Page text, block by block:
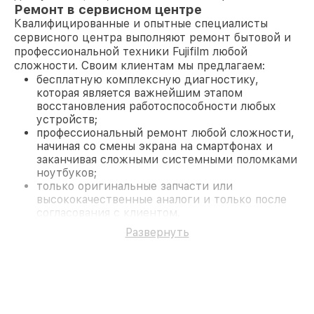
Ремонт в сервисном центре
Квалифицированные и опытные специалисты
сервисного центра выполняют ремонт бытовой и
профессиональной техники Fujifilm любой
сложности. Своим клиентам мы предлагаем:
бесплатную комплексную диагностику,
которая является важнейшим этапом
восстановления работоспособности любых
устройств;
профессиональный ремонт любой сложности,
начиная со смены экрана на смартфонах и
заканчивая сложными системными поломками
ноутбуков;
только оригинальные запчасти или
высококачественные аналоги и только после
согласования с клиентом.
На все работы и замененные комплектующие
предоставляется длительная гарантия. В случае
Развернуть